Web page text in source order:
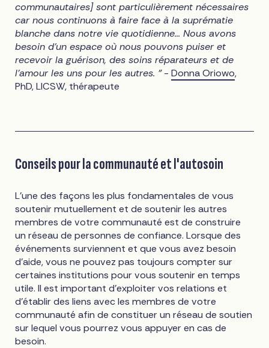
communautaires] sont particulièrement nécessaires
car nous continuons à faire face à la suprématie
blanche dans notre vie quotidienne... Nous avons
besoin d'un espace où nous pouvons puiser et
recevoir la guérison, des soins réparateurs et de
l'amour les uns pour les autres. "-Donna Oriowo,
PhD, LICSW, thérapeute
Conseils pour la communauté et l'autosoin
L'une des façons les plus fondamentales de vous
soutenir mutuellement et de soutenir les autres
membres de votre communauté est de construire
un réseau de personnes de confiance. Lorsque des
événements surviennent et que vous avez besoin
d'aide, vous ne pouvez pas toujours compter sur
certaines institutions pour vous soutenir en temps
utile. Il est important d'exploiter vos relations et
d'établir des liens avec les membres de votre
communauté afin de constituer un réseau de soutien
sur lequel vous pourrez vous appuyer en cas de
besoin.